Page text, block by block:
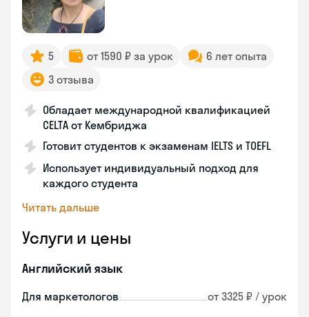
5 от 1590 ₽ за урок
6 лет опыта
3 отзыва
Обладает международной квалификацией
CELTA от Кембриджа
Готовит студентов к экзаменам IELTS и TOEFL
Использует индивидуальный подход для
каждого студента
Читать дальше
Услуги и цены
Английский язык
Для маркетологов от 3325 ₽ / урок